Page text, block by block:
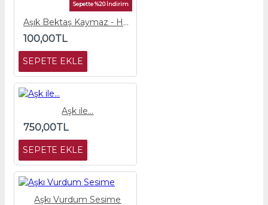
Sepette %20 İndirim
Aşık Bektaş Kaymaz - Hayatı ve Eserleri
100,00TL
SEPETE EKLE
Aşk ile...
750,00TL
SEPETE EKLE
Aşkı Vurdum Sesime